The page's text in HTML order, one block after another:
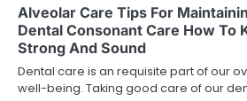
Alveolar Care Tips For
Dental Consonant Care How To
Strong And Sound
Dental care is an requisite part of our
well-being. Taking good care of our